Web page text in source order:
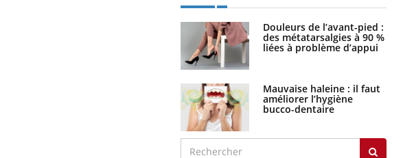
Douleurs de l’avant-pied :
des métatarsalgies à 90 %
liées à problème d’appui
Mauvaise haleine : il faut
améliorer l’hygiène
bucco-dentaire